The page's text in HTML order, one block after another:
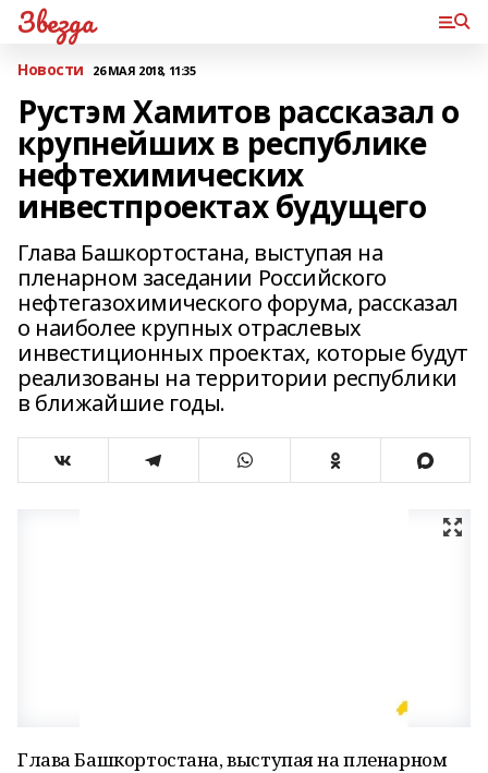
Звезда
Новости 26 МАЯ 2018, 11:35
Рустэм Хамитов рассказал о
крупнейших в республике
нефтехимических
инвестпроектах будущего
Глава Башкортостана, выступая на
пленарном заседании Российского
нефтегазохимического форума, рассказал
о наиболее крупных отраслевых
инвестиционных проектах, которые будут
реализованы на территории республики
в ближайшие годы.
Глава Башкортостана, выступая на пленарном